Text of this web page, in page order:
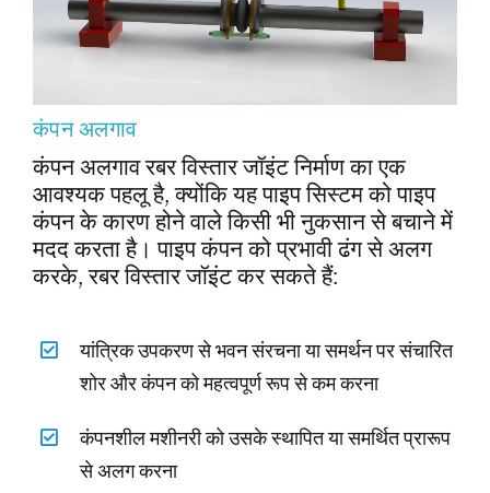
कंपन अलगाव
कंपन अलगाव रबर विस्तार जॉइंट निर्माण का एक
आवश्यक पहलू है, क्योंकि यह पाइप सिस्टम को पाइप
कंपन के कारण होने वाले किसी भी नुकसान से बचाने में
मदद करता है। पाइप कंपन को प्रभावी ढंग से अलग
करके, रबर विस्तार जॉइंट कर सकते हैं:
यांत्रिक उपकरण से भवन संरचना या समर्थन पर संचारित
शोर और कंपन को महत्वपूर्ण रूप से कम करना
कंपनशील मशीनरी को उसके स्थापित या समर्थित प्रारूप
से अलग करना